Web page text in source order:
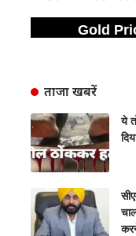
Gold
ताजा खबरें
ये